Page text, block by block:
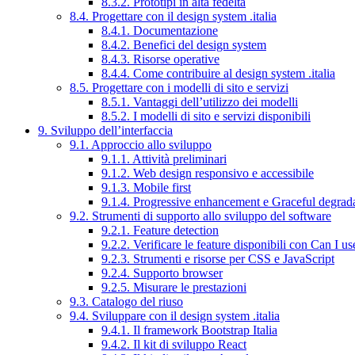
8.4. Progettare con il design system .italia
8.4.1. Documentazione
8.4.2. Benefici del design system
8.4.3. Risorse operative
8.4.4. Come contribuire al design system .italia
8.5. Progettare con i modelli di sito e servizi
8.5.1. Vantaggi dell’utilizzo dei modelli
8.5.2. I modelli di sito e servizi disponibili
9. Sviluppo dell’interfaccia
9.1. Approccio allo sviluppo
9.1.1. Attività preliminari
9.1.2. Web design responsivo e accessibile
9.1.3. Mobile first
9.1.4. Progressive enhancement e Graceful
9.2. Strumenti di supporto allo sviluppo del software
9.2.1. Feature detection
9.2.2. Verificare le feature disponibili con Can I
9.2.3. Strumenti e risorse per CSS e JavaScript
9.2.4. Supporto browser
9.2.5. Misurare le prestazioni
9.3. Catalogo del riuso
9.4. Sviluppare con il design system .italia
9.4.1. Il framework Bootstrap Italia
9.4.2. Il kit di sviluppo React